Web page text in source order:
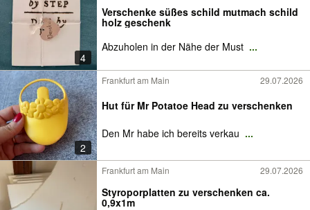
4
Verschenke süßes schild mutmach schild
holz geschenk
Abzuholen in der Nähe der Must ...
2
Frankfurt am Main 29.07.2026
Hut für Mr Potatoe Head zu verschenken
Den Mr habe ich bereits verkau ...
Frankfurt am Main 29.07.2026
Styroporplatten zu verschenken ca.
0,9x1m